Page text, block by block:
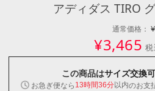
アディダス TIRO
通常価格：
¥3,465 税
この商品はサイズ交換
お急ぎ便なら 13時間36分以内のお支